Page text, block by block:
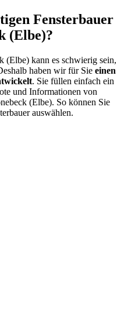
Fensterbauer
(Elbe)?
(Elbe) kann es schwierig sein,
haben wir für Sie einen
. Sie füllen einfach ein
und Informationen von
(Elbe). So können Sie
auswählen.